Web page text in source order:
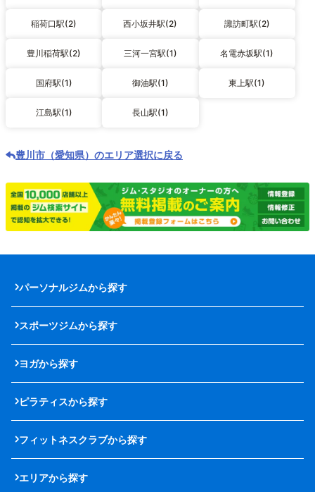
稲荷口駅(2) 西小坂井駅(2) 諏訪町駅(2)
豊川稲荷駅(2) 三河一宮駅(1) 名電赤坂駅(1)
国府駅(1) 御油駅(1) 東上駅(1)
江島駅(1) 長山駅(1)
豊川市（愛知県）のエリア選択に戻る
パーソナルジムから探す
スポーツジムから探す
ヨガから探す
ピラティスから探す
フィットネスクラブから探す
エリアから探す